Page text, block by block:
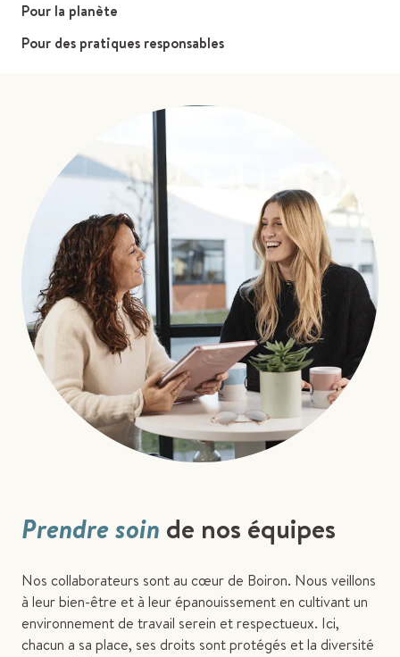
Pour la planète
Pour des pratiques responsables
Prendre soin de nos équipes
Nos collaborateurs sont au cœur de Boiron. Nous veillons
à leur bien-être et à leur épanouissement en cultivant un
environnement de travail serein et respectueux. Ici,
chacun a sa place, ses droits sont protégés et la diversité